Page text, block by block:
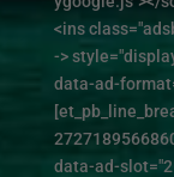
<ins
->
data-ad-
data-ad-